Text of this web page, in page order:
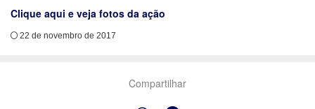
Clique aqui e veja fotos da ação
22 de novembro de 2017
Compartilhar